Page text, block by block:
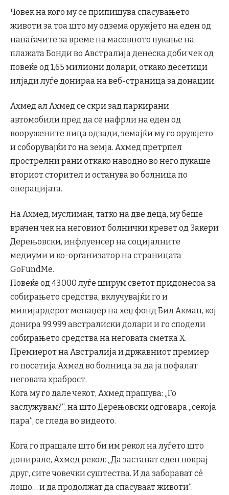
Човек на кого му се припишува спасувањето
животи за тоа што му одзема оружјето на еден од
напаѓачите за време на масовното пукање на
плажата Бонди во Австралија денеска доби чек од
повеќе од 1,65 милиони долари, откако десетици
илјади луѓе донираа на веб-страница за донации.
Ахмед ал Ахмед се скри зад паркирани
автомобили пред да се нафрли на еден од
вооружените лица одзади, земајќи му го оружјето
и соборувајќи го на земја. Ахмед претрпел
прострелни рани откако наводно во него пукаше
вториот сторител и останува во болница по
операцијата.
На Ахмед, муслиман, татко на две деца, му беше
врачен чек на неговиот болнички кревет од Закери
Дерењовски, инфлуенсер на социјалните
медиуми и ко-организатор на страницата
GoFundMe.
Повеќе од 43.000 луѓе ширум светот придонесоа за
собирањето средства, вклучувајќи го и
милијардерот менаџер на хеџ фонд Бил Акман, кој
донира 99.999 австралиски долари и го сподели
собирањето средства на неговата сметка X.
Премиерот на Австралија и државниот премиер
го посетија Ахмед во болница за да ја пофалат
неговата храброст.
Кога му го дале чекот, Ахмед прашува: „Го
заслужувам?“, на што Дерењовски одговара „секоја
пара“, се гледа во видеото.
Кога го прашале што би им рекол на луѓето што
донирале, Ахмед рекол: „Да застанат еден покрај
друг, сите човечки суштества. И да заборават сè
лошо… и да продолжат да спасуваат животи“.